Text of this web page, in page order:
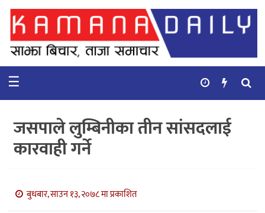
गृहपृष्ठ
समाचार
कुराकानी
बाणिज्य
☰
जसपाले लुम्बिनीका तीन सांसदलाई
कारवाही गर्ने
बुधबार, साउन १३, २०७८ मा प्रकाशित